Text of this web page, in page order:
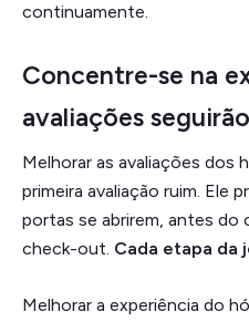
continuamente.
Concentre-se na
avaliações seguirão
Melhorar as avaliações dos
primeira avaliação ruim. Ele
portas se abrirem, antes
check-out. Cada etapa da
Melhorar a experiência do